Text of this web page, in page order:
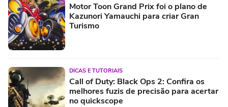
Motor Toon Grand Prix foi o plano de
Kazunori Yamauchi para criar Gran
Turismo
DICAS E TUTORIAIS
Call of Duty: Black Ops 2: Confira os
melhores fuzis de precisão para acertar
no quickscope